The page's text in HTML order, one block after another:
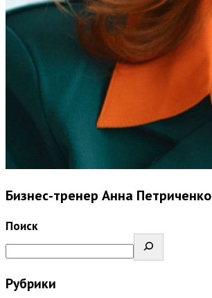
Бизнес-тренер Анна Петриченко
Поиск
Рубрики